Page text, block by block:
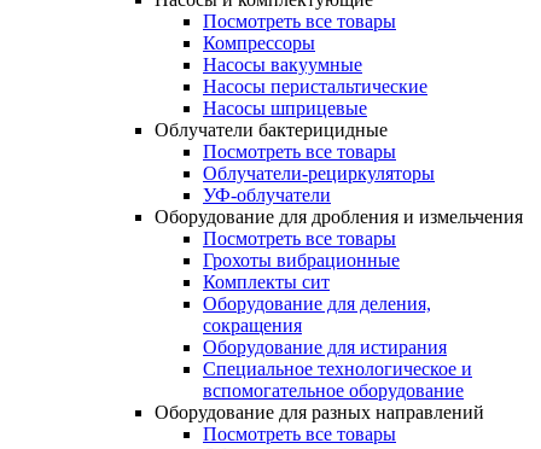
Посмотреть все товары
Компрессоры
Насосы вакуумные
Насосы перистальтические
Насосы шприцевые
Облучатели бактерицидные
Посмотреть все товары
Облучатели-рециркуляторы
УФ-облучатели
Оборудование для дробления и измельчения
Посмотреть все товары
Грохоты вибрационные
Комплекты сит
Оборудование для деления,
сокращения
Оборудование для истирания
Специальное технологическое и
вспомогательное оборудование
Оборудование для разных направлений
Посмотреть все товары